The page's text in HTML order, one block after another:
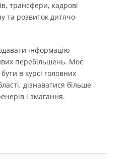
трансфери, кадрові
та розвиток дитячо-
інформацію
перебільшень. Моє
в курсі головних
дізнаватися більше
і змагання.